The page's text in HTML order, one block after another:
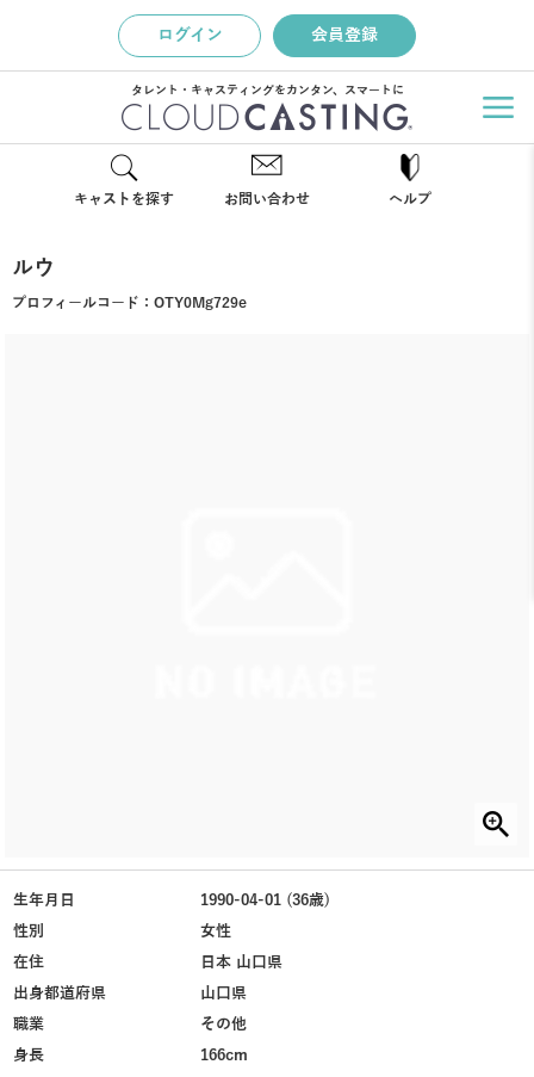
ログイン 会員登録
タレント・キャスティングをカンタン、スマートに
キャストを探す お問い合わせ ヘルプ
ルウ
プロフィールコード： OTY0Mg729e
生年月日
1990-04-01 (36歳)
性別
女性
在住
日本 山口県
出身都道府県
山口県
職業
その他
身長
166cm